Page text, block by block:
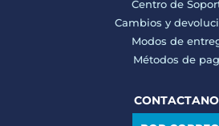
Centro de
Cambios y
Modos de
Métodos de